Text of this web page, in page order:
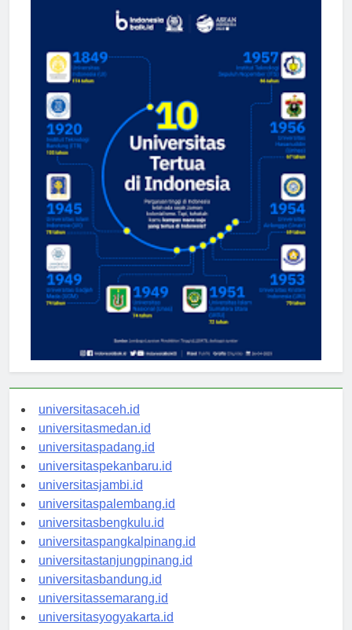
universitasaceh.id
universitasmedan.id
universitaspadang.id
universitaspekanbaru.id
universitasjambi.id
universitaspalembang.id
universitasbengkulu.id
universitaspangkalpinang.id
universitastanjungpinang.id
universitasbandung.id
universitassemarang.id